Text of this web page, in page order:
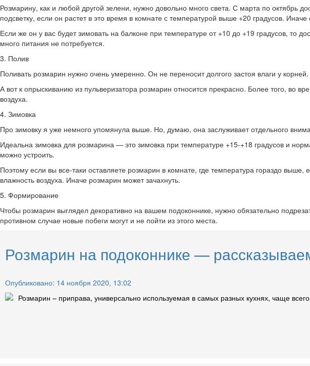
Розмарину, как и любой другой зелени, нужно довольно много света. С марта по октябрь
подсветку, если он растет в это время в комнате с температурой выше +20 градусов. Иначе
Если же он у вас будет зимовать на балконе при температуре от +10 до +19 градусов, то
много питания не потребуется.
3. Полив
Поливать розмарин нужно очень умеренно. Он не переносит долгого застоя влаги у
А вот к опрыскиванию из пульверизатора розмарин относится прекрасно. Более того, во
воздуха.
4. Зимовка
Про зимовку я уже немного упомянула выше. Но, думаю, она заслуживает отдельного
Идеальна зимовка для розмарина — это зимовка при температуре +15-+18 градусов и
можно устроить.
Поэтому если вы все-таки оставляете розмарин в комнате, где температура гораздо
влажность воздуха. Иначе розмарин может зачахнуть.
5. Формирование
Чтобы розмарин выглядел декоративно на вашем подоконнике, нужно обязательно
противном случае новые побеги могут и не пойти из этого места.
Розмарин на подоконнике —
Опубликовано: 14 ноября 2020, 13:02
Розмарин – приправа, универсально используемая в самых разных кухнях, чаще